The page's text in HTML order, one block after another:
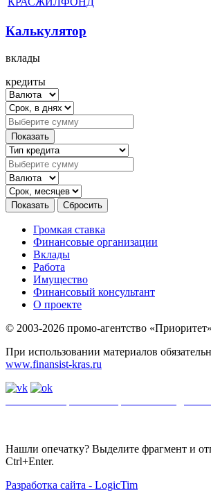
Калькулятор
вклады
кредиты
Громкая ставка
Финансовые организации
Вклады
Работа
Имущество
Финансовый консультант
О проекте
© 2003-2026 промо-агентство «Приоритет»
При использовании материалов
www.finansist-kras.ru
Нашли опечатку? Выделите фрагмент и
Ctrl+Enter.
Разработка сайта - LogicTim